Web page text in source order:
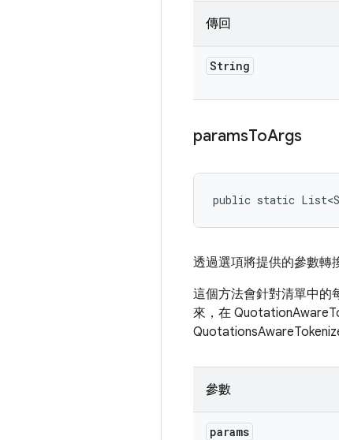
傳回
String
paramsToArgs
public static
透過選項將提供的參數轉
這個方法會針對清單中
來，在
參數
params